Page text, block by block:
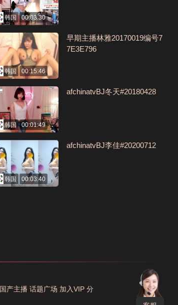
韩国 00:03:30
韩国 00:15:46
早期主播林雅20170019编号7
7E3E796
韩国 00:01:49
afchinatvBJ冬天#20180428
韩国 00:03:40
afchinatvBJ李佳#20200712
国产主播 话题广场 加入VIP 分